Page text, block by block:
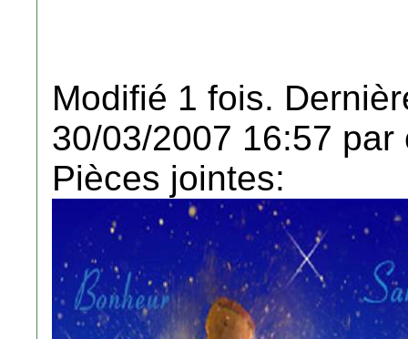
Modifié 1 fois.
30/03/2007 16:57 par
Pièces jointes: